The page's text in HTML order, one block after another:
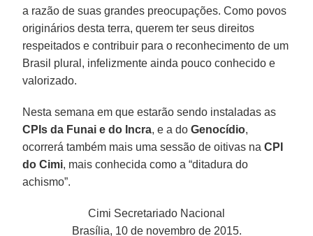
a razão de suas grandes preocupações. Como povos
originários desta terra, querem ter seus direitos
respeitados e contribuir para o reconhecimento de um
Brasil plural, infelizmente ainda pouco conhecido e
valorizado.
Nesta semana em que estarão sendo instaladas as
CPIs da Funai e do Incra, e a doGenocídio,
ocorrerá também mais uma sessão de oitivas naCPI
do Cimi, mais conhecida como a “ditadura do
achismo”.
Cimi Secretariado Nacional
Brasília, 10 de novembro de 2015.